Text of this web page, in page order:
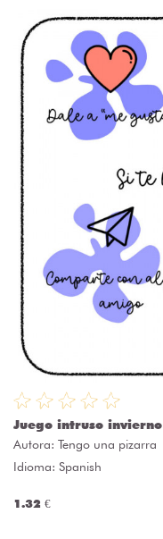
Juego intruso invierno
Autora: Tengo una pizarra
Idioma: Spanish
1.32 €